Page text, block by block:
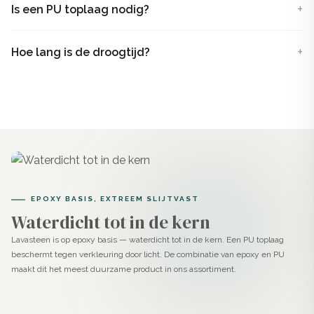
systeem. Het bestaat uit een A-component (natuurlijke
bindmiddelen).
bovendien standaard waterdicht.
Het product is geen standaard gietvloer. Waar een
epoxy gietvloer wordt uitgegoten en vanzelf vloeit,
breng je de Lavasteen gietvloer Agave met de hand
aan. Dit geeft je volledige controle over structuur,
Is een PU toplaag nodig?
Hoe lang is de droogtijd?
EPOXY BASIS, EXTREEM SLIJTVAST
Waterdicht tot in de kern
Lavasteen is op epoxy basis — waterdicht tot in de kern. Een PU toplaag
beschermt tegen verkleuring door licht. De combinatie van epoxy en PU
maakt dit het meest duurzame product in ons assortiment.